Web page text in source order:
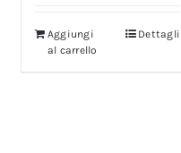
Aggiungi
al carrello
Dettagli